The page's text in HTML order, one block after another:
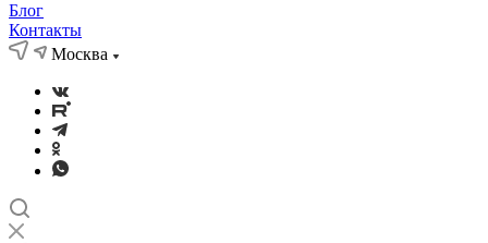
Блог
Контакты
Москва